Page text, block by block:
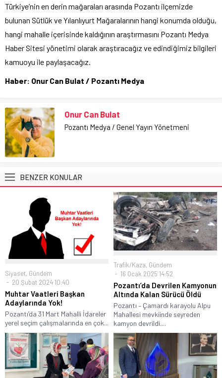
Türkiye’nin en derin mağaraları arasında Pozantı ilçemizde
bulunan Sütlük ve Yılanlıyurt Mağaralarının hangi konumda olduğu,
hangi mahalle içerisinde kaldığının araştırmasını Pozantı Medya
Haber Sitesi yönetimi olarak araştıracağız ve edindiğimiz bilgileri
kamuoyu ile paylaşacağız.
Haber: Onur Can Bulat / Pozantı Medya
Onur Can Bulat
Pozantı Medya / Genel Yayın Yönetmeni
BENZER KONULAR
Siyaset, Gündem
20 Şubat 2024 10:40
Muhtar Vaatleri Başkan
Adaylarında Yok!
Pozantı’da 31 Mart Mahalli İdareler
yerel seçim çalışmalarında en çok...
Trafik/Kaza, Gündem
16 Ocak 2025 14:52
Pozantı’da Devrilen Kamyonun
Altında Kalan Sürücü Öldü
Pozantı – Çamardı karayolu Alpu
Mahallesi mevkiinde seyreden
kamyon devrildi....